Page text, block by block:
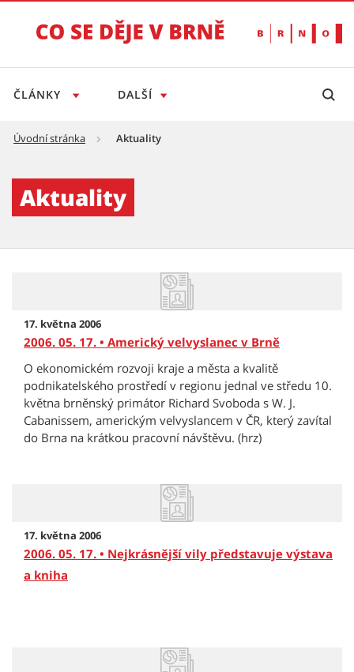
ČLÁNKY DALŠÍ
Úvodní stránka Aktuality
Aktuality
17. května 2006
2006. 05. 17. • Americký velvyslanec v Brně
O ekonomickém rozvoji kraje a města a kvalitě
podnikatelského prostředí v regionu jednal ve středu 10.
května brněnský primátor Richard Svoboda s W. J.
Cabanissem, americkým velvyslancem v ČR, který zavítal
do Brna na krátkou pracovní návštěvu. (hrz)
17. května 2006
2006. 05. 17. • Nejkrásnější vily představuje výstava
a kniha